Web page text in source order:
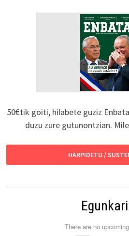
50€tik goiti, hilabete guziz
duzu zure gutunontzian.
HARPIDETU /
There are no